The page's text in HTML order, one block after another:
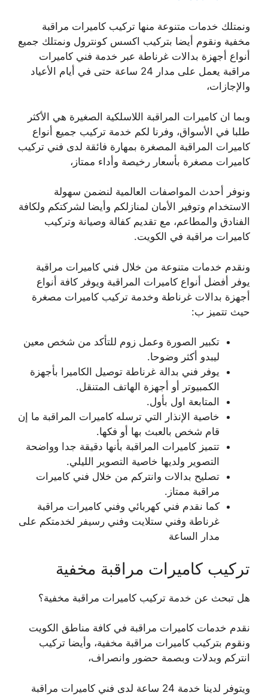
ونمتلك خدمات متنوعة منها تركيب كاميرات مراقبة
مخفية ونقوم أيضا بتركيب اكسس كونترول ونمتلك جميع
أنواع أجهزة بدالات غرناطة عبر خدمة فني كاميرات
مراقبة يعمل على مدار 24 ساعة حتى في أيام الأعياد
والإجازات،
وبما ان كاميرات المراقبة اللاسلكية الصغيرة هي الأكثر
طلبا في الأسواق، وفرنا لكم خدمة تركيب جميع أنواع
كاميرات المراقبة المصغرة بمهارة فائقة لدى فني تركيب
كاميرات مصغرة بأسعار رخيصة وأداء ممتاز،
ونوفر أحدث المواصفات العالمية لنضمن سهولة
الاستخدام وتوفير الأمان لمنازلكم وأيضا لشركتكم ولكافة
الفنادق والمطاعم، مع تقديم كفالة وصيانة وتركيب
كاميرات مراقبة في الكويت.
ونقدم خدمات متنوعة من خلال فني كاميرات مراقبة
يوفر أفضل أنواع كاميرات المراقبة ويوفر كافة أنواع
أجهزة بدالات غرناطة وخدمة تركيب كاميرات مصغرة
حيث تتميز ب:
تكبير الصورة وعمل زوم للتأكد من شخص معين
ليبدو أكثر وضوحا.
يوفر فني بدالة غرناطة توصيل الكاميرا بأجهزة
الكمبيوتر أو أجهزة الهاتف المتنقل.
المتابعة اول بأول.
خاصية الإنذار التي ترسله كاميرات المراقبة ما إن
قام شخص بالعبث بها أو فكها.
تتميز كاميرات المراقبة بأنها دقيقة جدا وواضحة
التصوير ولديها خاصية التصوير الليلي.
تصليح بدالات وانتركم من خلال فني كاميرات
مراقبة ممتاز.
كما نقدم فني كهربائي وفني كاميرات مراقبة
غرناطة وفني ستلايت وفني رسيفر لخدمتكم على
مدار الساعة
تركيب كاميرات مراقبة مخفية
هل تبحث عن خدمة تركيب كاميرات مراقبة مخفية؟
نقدم خدمات كاميرات مراقبة في كافة مناطق الكويت
ونقوم بتركيب كاميرات مراقبة مخفية، وأيضا تركيب
انتركم وبدلات وبصمة حضور وانصراف،
ويتوفر لدينا خدمة 24 ساعة لدى فني كاميرات مراقبة